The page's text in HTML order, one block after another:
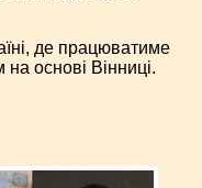
де працюватиме
основі Вінниці.